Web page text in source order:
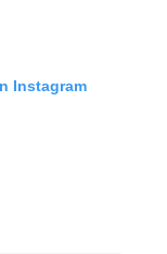
Instagram